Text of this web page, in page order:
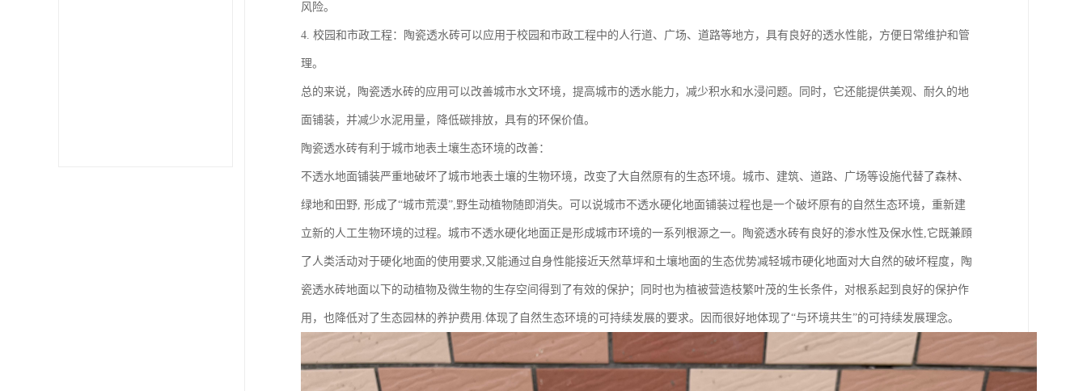
风险。
4. 校园和市政工程：陶瓷透水砖可以应用于校园和市政工程中的人行道、广场、道路等地方，具有良好的透水性能，方便日常维护和管
理。
总的来说，陶瓷透水砖的应用可以改善城市水文环境，提高城市的透水能力，减少积水和水浸问题。同时，它还能提供美观、耐久的地
面铺装，并减少水泥用量，降低碳排放，具有的环保价值。
陶瓷透水砖有利于城市地表土壤生态环境的改善：
不透水地面铺装严重地破坏了城市地表土壤的生物环境，改变了大自然原有的生态环境。城市、建筑、道路、广场等设施代替了森林、
绿地和田野, 形成了“城市荒漠”,野生动植物随即消失。可以说城市不透水硬化地面铺装过程也是一个破坏原有的自然生态环境，重新建
立新的人工生物环境的过程。城市不透水硬化地面正是形成城市环境的一系列根源之一。陶瓷透水砖有良好的渗水性及保水性,它既兼頋
了人类活动对于硬化地面的使用要求,又能通过自身性能接近天然草坪和土壤地面的生态优势减轻城市硬化地面对大自然的破坏程度，陶
瓷透水砖地面以下的动植物及微生物的生存空间得到了有效的保护；同时也为植被营造枝繁叶茂的生长条件，对根系起到良好的保护作
用，也降低对了生态园林的养护费用.体现了自然生态环境的可持续发展的要求。因而很好地体现了“与环境共生”的可持续发展理念。